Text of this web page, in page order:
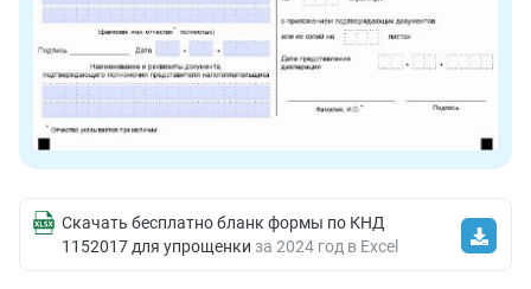
Скачать бесплатно бланк формы по КНД
1152017 для упрощенки за 2024 год в Excel